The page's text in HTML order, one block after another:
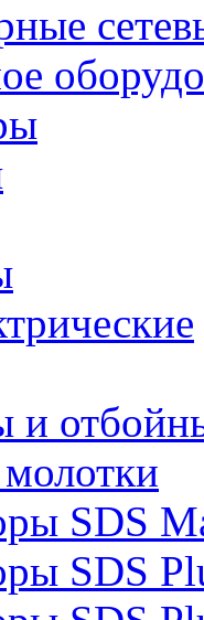
и
SDS
SDS